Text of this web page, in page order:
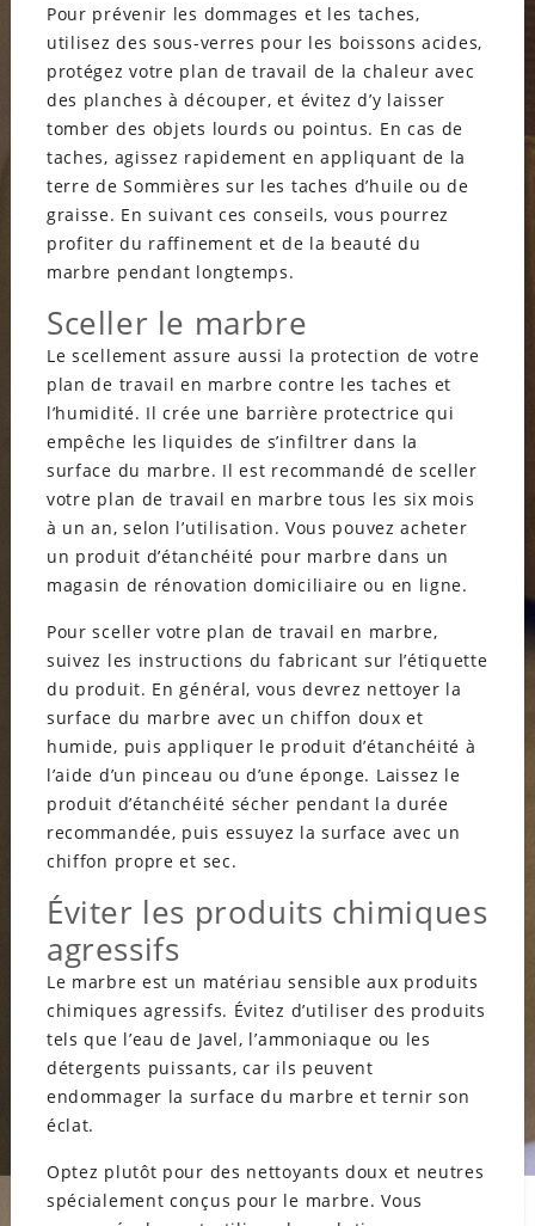
Pour prévenir les dommages et les taches,
utilisez des sous-verres pour les boissons acides,
protégez votre plan de travail de la chaleur avec
des planches à découper, et évitez d’y laisser
tomber des objets lourds ou pointus. En cas de
taches, agissez rapidement en appliquant de la
terre de Sommières sur les taches d’huile ou de
graisse. En suivant ces conseils, vous pourrez
profiter du raffinement et de la beauté du
marbre pendant longtemps.
Sceller le marbre
Le scellement assure aussi la protection de votre
plan de travail en marbre contre les taches et
l’humidité. Il crée une barrière protectrice qui
empêche les liquides de s’infiltrer dans la
surface du marbre. Il est recommandé de sceller
votre plan de travail en marbre tous les six mois
à un an, selon l’utilisation. Vous pouvez acheter
un produit d’étanchéité pour marbre dans un
magasin de rénovation domiciliaire ou en ligne.
Pour sceller votre plan de travail en marbre,
suivez les instructions du fabricant sur l’étiquette
du produit. En général, vous devrez nettoyer la
surface du marbre avec un chiffon doux et
humide, puis appliquer le produit d’étanchéité à
l’aide d’un pinceau ou d’une éponge. Laissez le
produit d’étanchéité sécher pendant la durée
recommandée, puis essuyez la surface avec un
chiffon propre et sec.
Éviter les produits chimiques
agressifs
Le marbre est un matériau sensible aux produits
chimiques agressifs. Évitez d’utiliser des produits
tels que l’eau de Javel, l’ammoniaque ou les
détergents puissants, car ils peuvent
endommager la surface du marbre et ternir son
éclat.
Optez plutôt pour des nettoyants doux et neutres
spécialement conçus pour le marbre. Vous